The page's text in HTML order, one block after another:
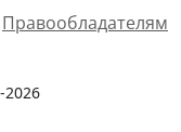
Правообладателям